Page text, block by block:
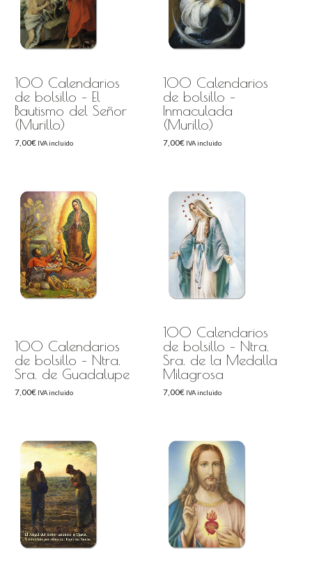
100 Calendarios
de bolsillo – El
Bautismo del Señor
(Murillo)
7,00€ IVA incluido
100 Calendarios
de bolsillo –
Inmaculada
(Murillo)
7,00€ IVA incluido
100 Calendarios
de bolsillo – Ntra.
Sra. de Guadalupe
7,00€ IVA incluido
100 Calendarios
de bolsillo – Ntra.
Sra. de la Medalla
Milagrosa
7,00€ IVA incluido